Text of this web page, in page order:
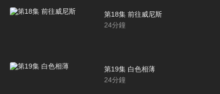
第18集 前往威尼斯
24分鐘
第19集 白色相薄
24分鐘